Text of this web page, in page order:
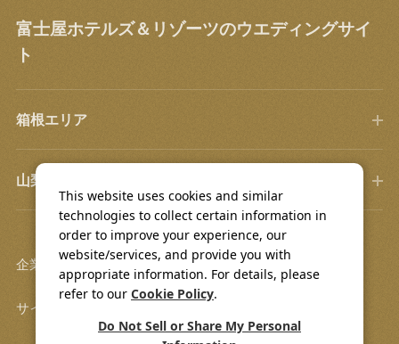
富士屋ホテルズ＆リゾーツのウエディングサイ
ト
箱根エリア
山梨エリア
企業情報 採用情報
サイトマップ
This website uses cookies and similar
technologies to collect certain information in
order to improve your experience, our
website/services, and provide you with
appropriate information. For details, please
refer to our Cookie Policy.
Do Not Sell or Share My Personal